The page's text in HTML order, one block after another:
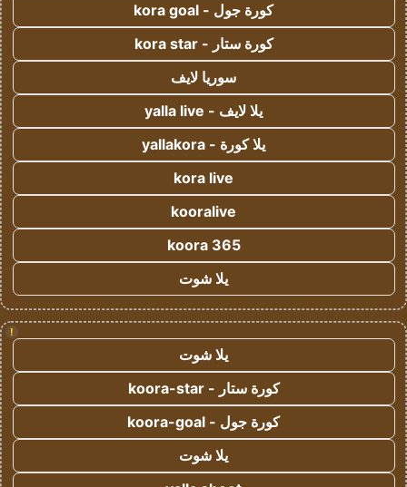
كورة جول - kora goal
كورة ستار - kora star
سوريا لايف
يلا لايف - yalla live
يلا كورة - yallakora
kora live
kooralive
koora 365
يلا شوت
!
يلا شوت
كورة ستار - koora-star
كورة جول - koora-goal
يلا شوت